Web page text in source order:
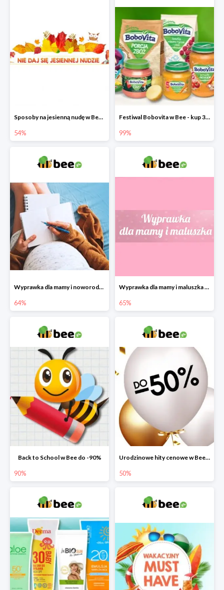
Sposoby na jesienną nudę w Bee do -54%
54%
Festiwal Bobovita w Bee - kup 3 produkty a 4. otrzymasz 99% taniej
99%
Wyprawka dla mamy i noworodka w Bee do -64%
64%
Wyprawka dla mamy i maluszka w Bee do -65%
65%
Back to School w Bee do -90%
90%
Urodzinowe hity cenowe w Bee do -50%
50%